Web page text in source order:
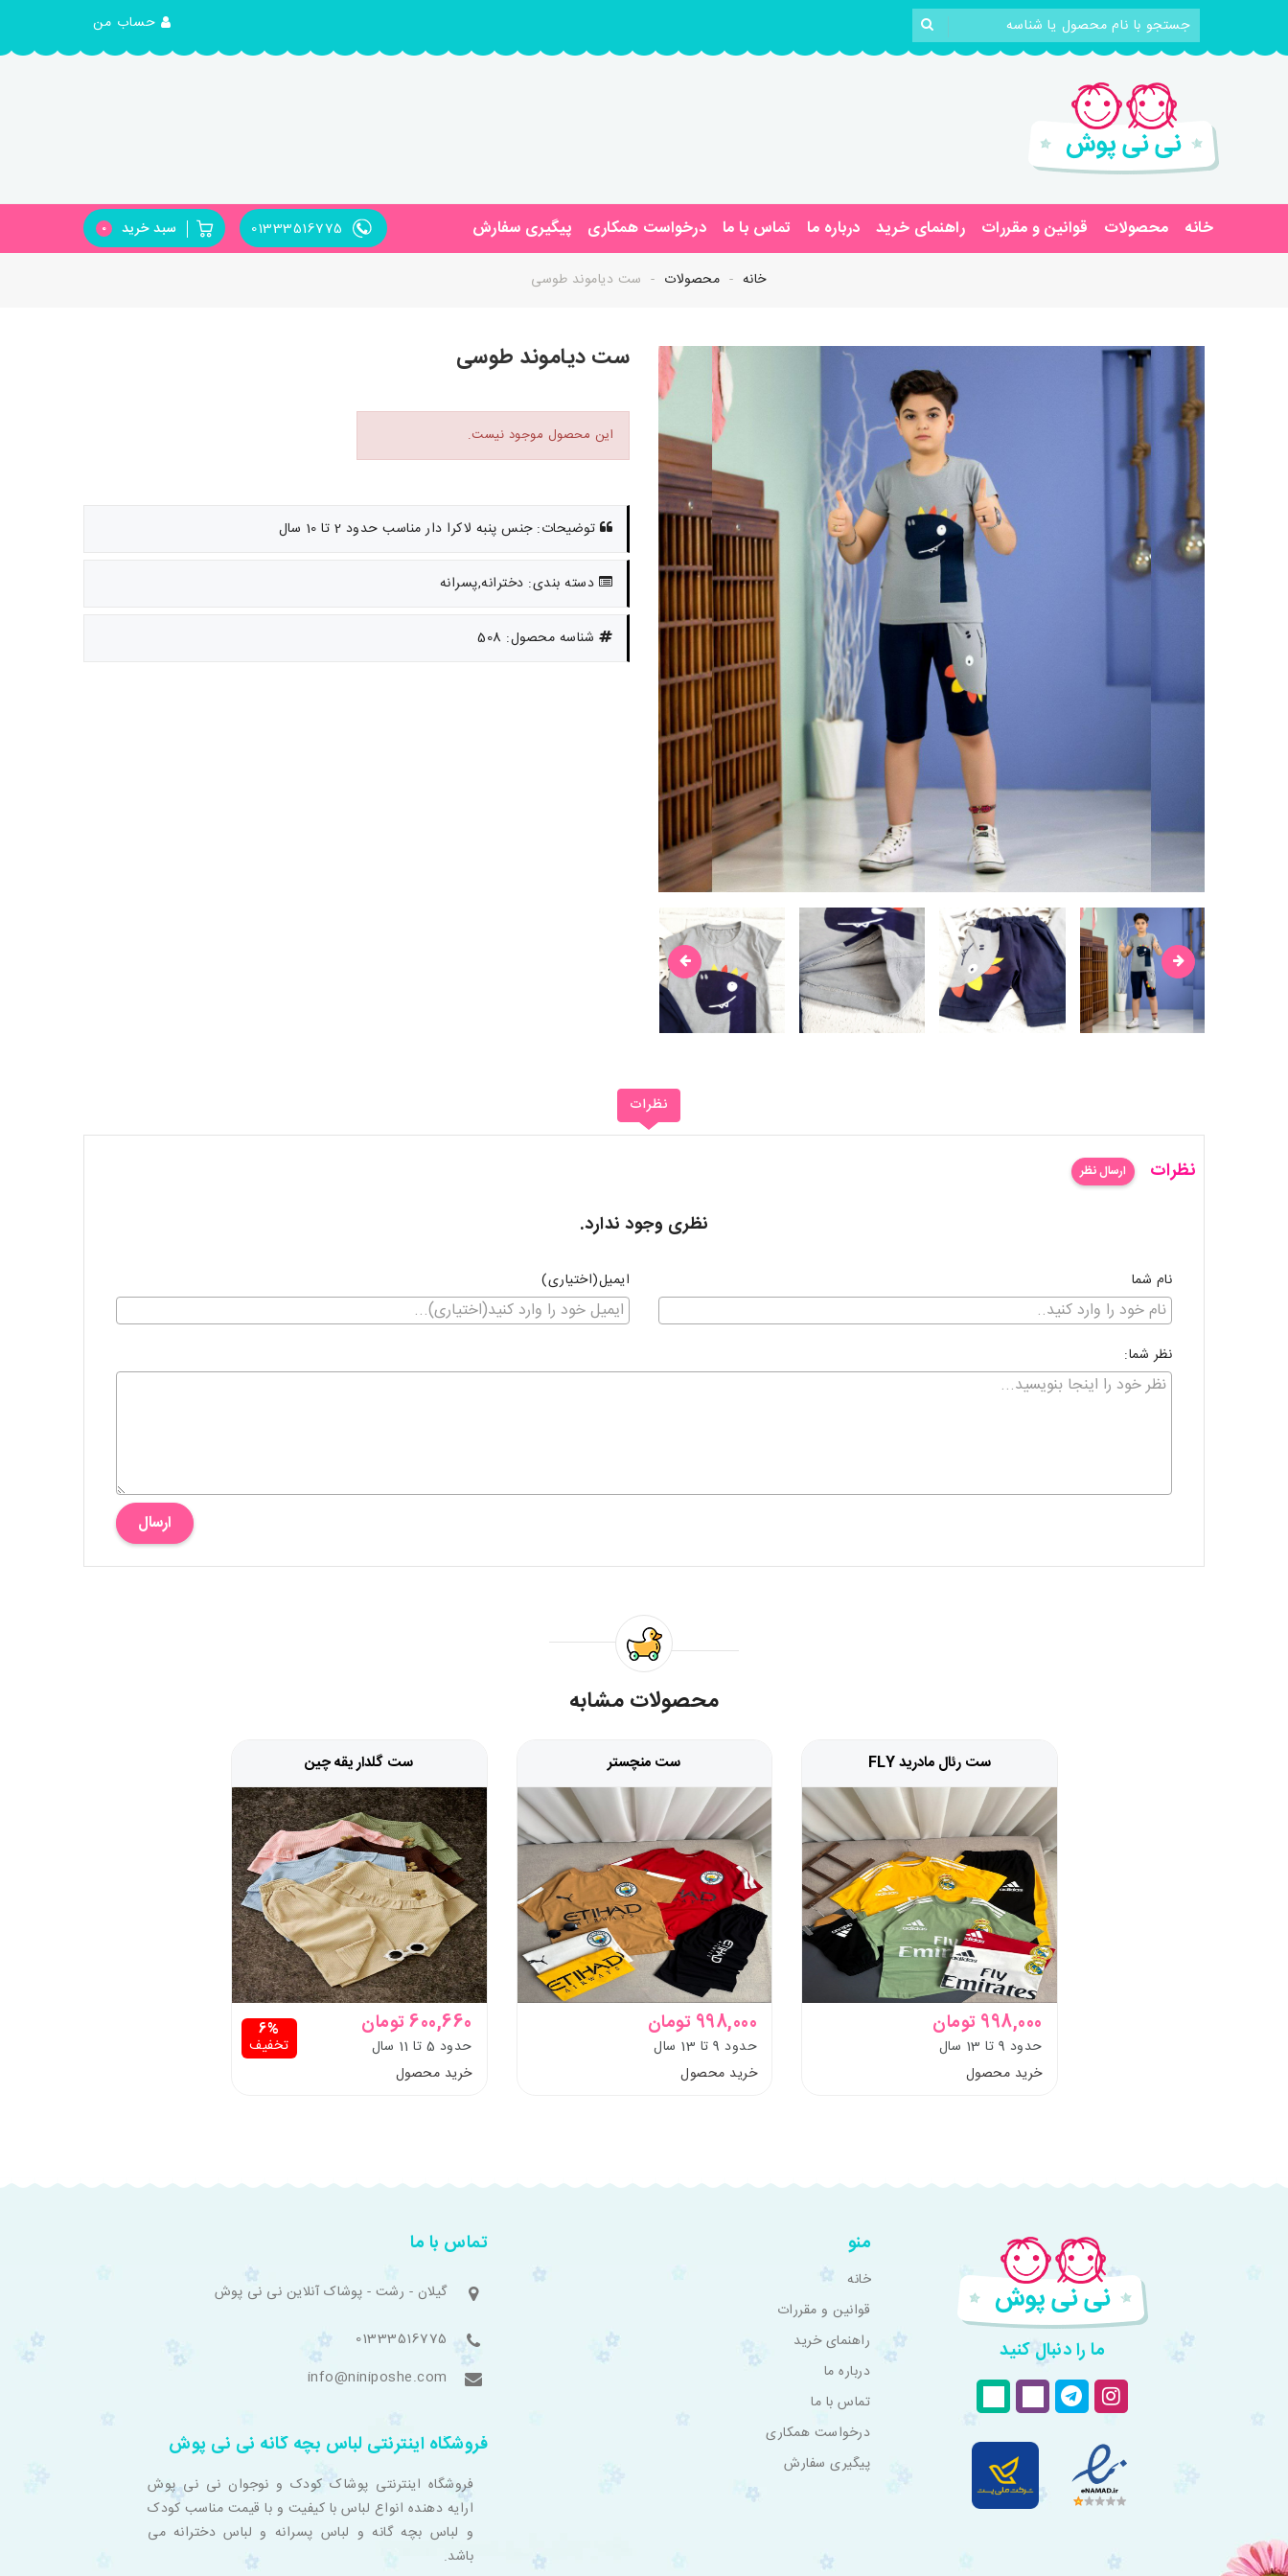
حساب من
خانه محصولات قوانین و مقررات راهنمای خرید درباره ما تماس با ما درخواست همکاری پیگیری سفارش سبد خرید 0 01333516775
خانه محصولات ست دیاموند طوسی
ست دیاموند طوسی
این محصول موجود نیست.
توضیحات: جنس پنبه لاکرا دار مناسب حدود 2 تا 10 سال
دسته بندی: دخترانه,پسرانه
شناسه محصول: 508
نظرات
نظرات ارسال نظر
نظری وجود ندارد.
نام شما ایمیل(اختیاری)
نظر شما:
ارسال
محصولات مشابه
ست رئال مادرید FLY
998,000 تومان
حدود 9 تا 13 سال
خرید محصول
ست منچستر
998,000 تومان
حدود 9 تا 13 سال
خرید محصول
ست گلدار یقه چین
600,660 تومان
حدود 5 تا 11 سال
خرید محصول
6%
تخفیف
ما را دنبال کنید
منو
خانه
قوانین و مقررات
راهنمای خرید
درباره ما
تماس با ما
درخواست همکاری
پیگیری سفارش
تماس با ما
گیلان - رشت - پوشاک آنلاین نی نی پوش
01333516775
info@niniposhe.com
فروشگاه اینترنتی لباس بچه گانه نی نی پوش
فروشگاه اینترنتی پوشاک کودک و نوجوان نی نی پوش
ارایه دهنده انواع لباس با کیفیت و با قیمت مناسب کودک
و لباس بچه گانه و لباس پسرانه و لباس دخترانه می
باشد.